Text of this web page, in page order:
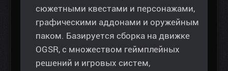
сюжетными квестами и персонажами,
графическими аддонами и оружейным
паком. Базируется сборка на движке
OGSR, с множеством геймплейных
решений и игровых систем,